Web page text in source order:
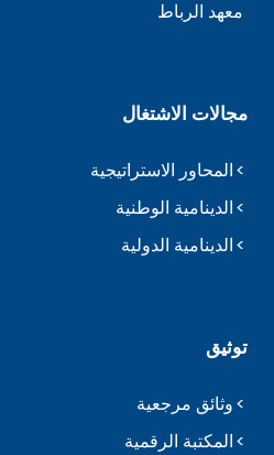
معهد الرباط
مجالات الاشتغال
المحاور الاستراتيجية
الدينامية الوطنية
الدينامية الدولية
توثيق
وثائق مرجعية
المكتبة الرقمية